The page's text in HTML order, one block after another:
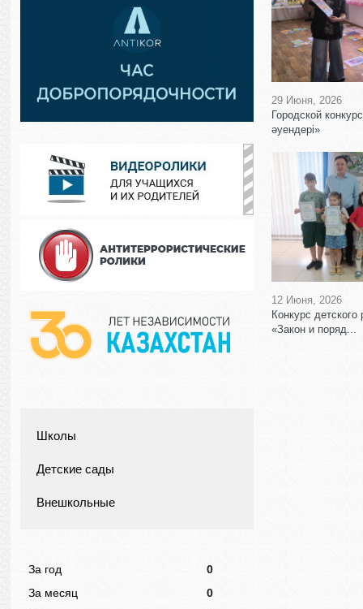
Школы
Детские сады
Внешкольные
За год
0
За месяц
0
29 Июня, 2026
Городской
әуендері»
12 Июня, 2026
Конкурс детского
«Закон и поряд...